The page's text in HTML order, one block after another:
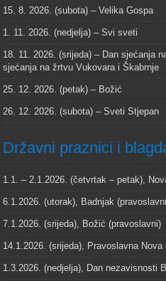
15. 8. 2026. (subota) – Velika Gospa
1. 11. 2026. (nedjelja) – Svi sveti
18. 11. 2026. (srijeda) – Dan sjećanja
sjećanja na žrtvu Vukovara i Škabrnje
25. 12. 2026. (petak) – Božić
26. 12. 2026. (subota) – Sveti Stjepan
Državni praznici i
1.1. – 2.1.2026. (četvrtak – petak),
6.1.2026. (utorak), Badnjak
7.1.2026. (srijeda), Božić (pravoslavni)
14.1.2026. (srijeda), Pravoslavna Nova
1.3.2026. (nedjelja), Dan nezavisnosti